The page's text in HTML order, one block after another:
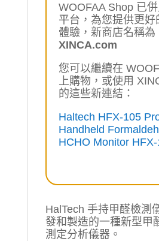
WOOFAA Shop 已
平台，為您提供更好
體驗，新商店名稱為
XINCA.com
您可以繼續在
上購物，或使用
的這些新連結：
Haltech HFX-105
Handheld
HCHO Monitor
HalTech 手持甲醛檢測
發和製造的一種新型甲
測定分析儀器。